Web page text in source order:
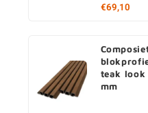
€69,10
teak look
mm